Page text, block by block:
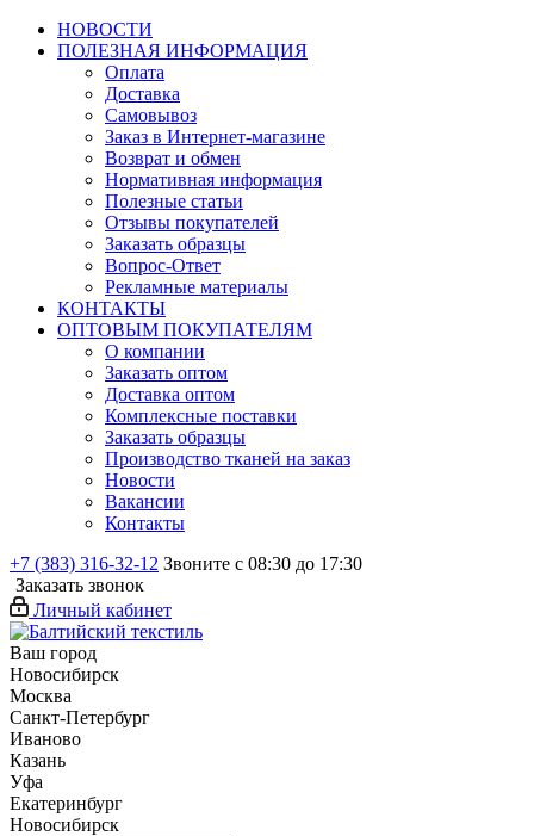
НОВОСТИ
ПОЛЕЗНАЯ ИНФОРМАЦИЯ
Оплата
Доставка
Самовывоз
Заказ в Интернет-магазине
Возврат и обмен
Нормативная информация
Полезные статьи
Отзывы покупателей
Заказать образцы
Вопрос-Ответ
Рекламные материалы
КОНТАКТЫ
ОПТОВЫМ ПОКУПАТЕЛЯМ
О компании
Заказать оптом
Доставка оптом
Комплексные поставки
Заказать образцы
Производство тканей на заказ
Новости
Вакансии
Контакты
+7 (383) 316-32-12 Звоните с 08:30 до 17:30
Заказать звонок
Личный кабинет
Ваш город
Новосибирск
Москва
Санкт-Петербург
Иваново
Казань
Уфа
Екатеринбург
Новосибирск